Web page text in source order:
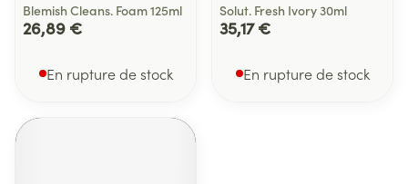
Blemish Cleans. Foam 125ml
26,89 €
En rupture de stock
Solut. Fresh Ivory 30ml
35,17 €
En rupture de stock